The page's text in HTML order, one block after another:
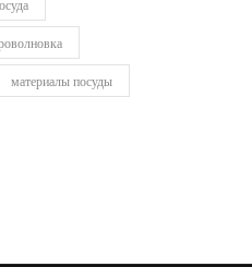
материалы посуды